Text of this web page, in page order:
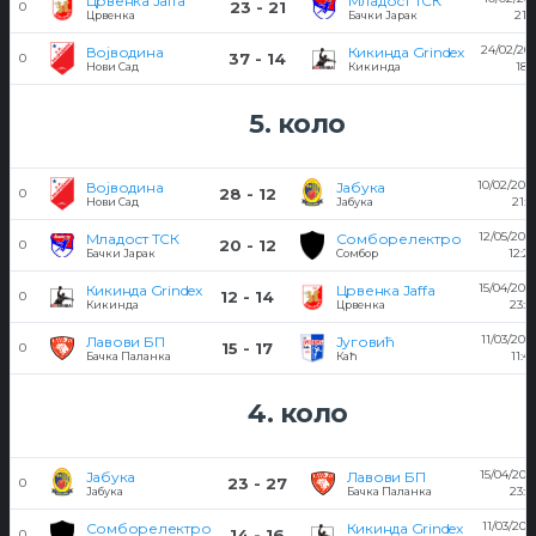
0
Црвенка 23 - 21 Бачки Јарак
0 Војводина
Нови Сад 37 - 14 Кикинда Grindex
Кикинда
24/02/
5. коло
0 Војводина
Нови Сад 28 - 12 Јабука
Јабука
10/02/2018
21:13
0 Младост ТСК
Бачки Јарак 20 - 12 Сомборелектро
Сомбор
12/05/2018
12:20
0 Кикинда Grindex
Кикинда 12 - 14 Црвенка Jaffa
Црвенка
15/04/2018
23:01
0 Лавови БП
Бачка Паланка 15 - 17 Југовић
Каћ
11/03/2018
11:40
4. коло
0 Јабука
Јабука 23 - 27 Лавови БП
Бачка Паланка
15/04/
Сомборелектро Кикинда Grindex
11/03/